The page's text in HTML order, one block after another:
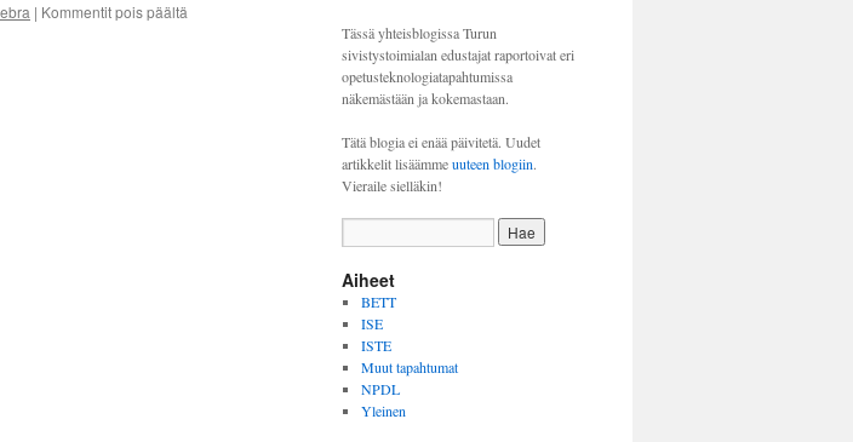
| Kommentit pois päältä
Tässä yhteisblogissa Turun
sivistystoimialan edustajat raportoivat eri
opetusteknologiatapahtumissa
näkemästään ja kokemastaan.
Tätä blogia ei enää päivitetä. Uudet
artikkelit lisäämmeuuteen blogiin.
Vieraile sielläkin!
Aiheet
BETT
ISE
ISTE
Muut tapahtumat
NPDL
Yleinen